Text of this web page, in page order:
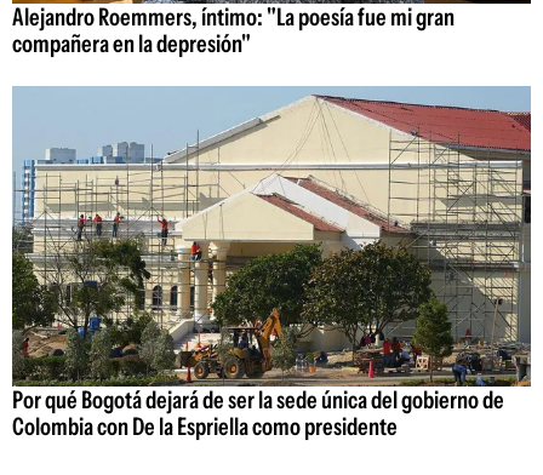
Alejandro Roemmers, íntimo: "La poesía fue mi gran
compañera en la depresión"
Por qué Bogotá dejará de ser la sede única del gobierno de
Colombia con De la Espriella como presidente